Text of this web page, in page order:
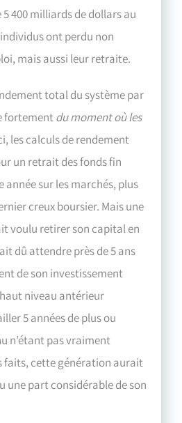
400 milliards de dollars au
ont perdu non
mais aussi leur retraite.
total du système par
fortementdu moment où les
les calculs de rendement
un retrait des fonds fin
année sur les marchés, plus
creux boursier. Mais une
voulu retirer son capital en
dû attendre près de 5 ans
de son investissement
niveau antérieur
5 années de plus ou
n’étant pas vraiment
faits, cette génération aurait
une part considérable de son